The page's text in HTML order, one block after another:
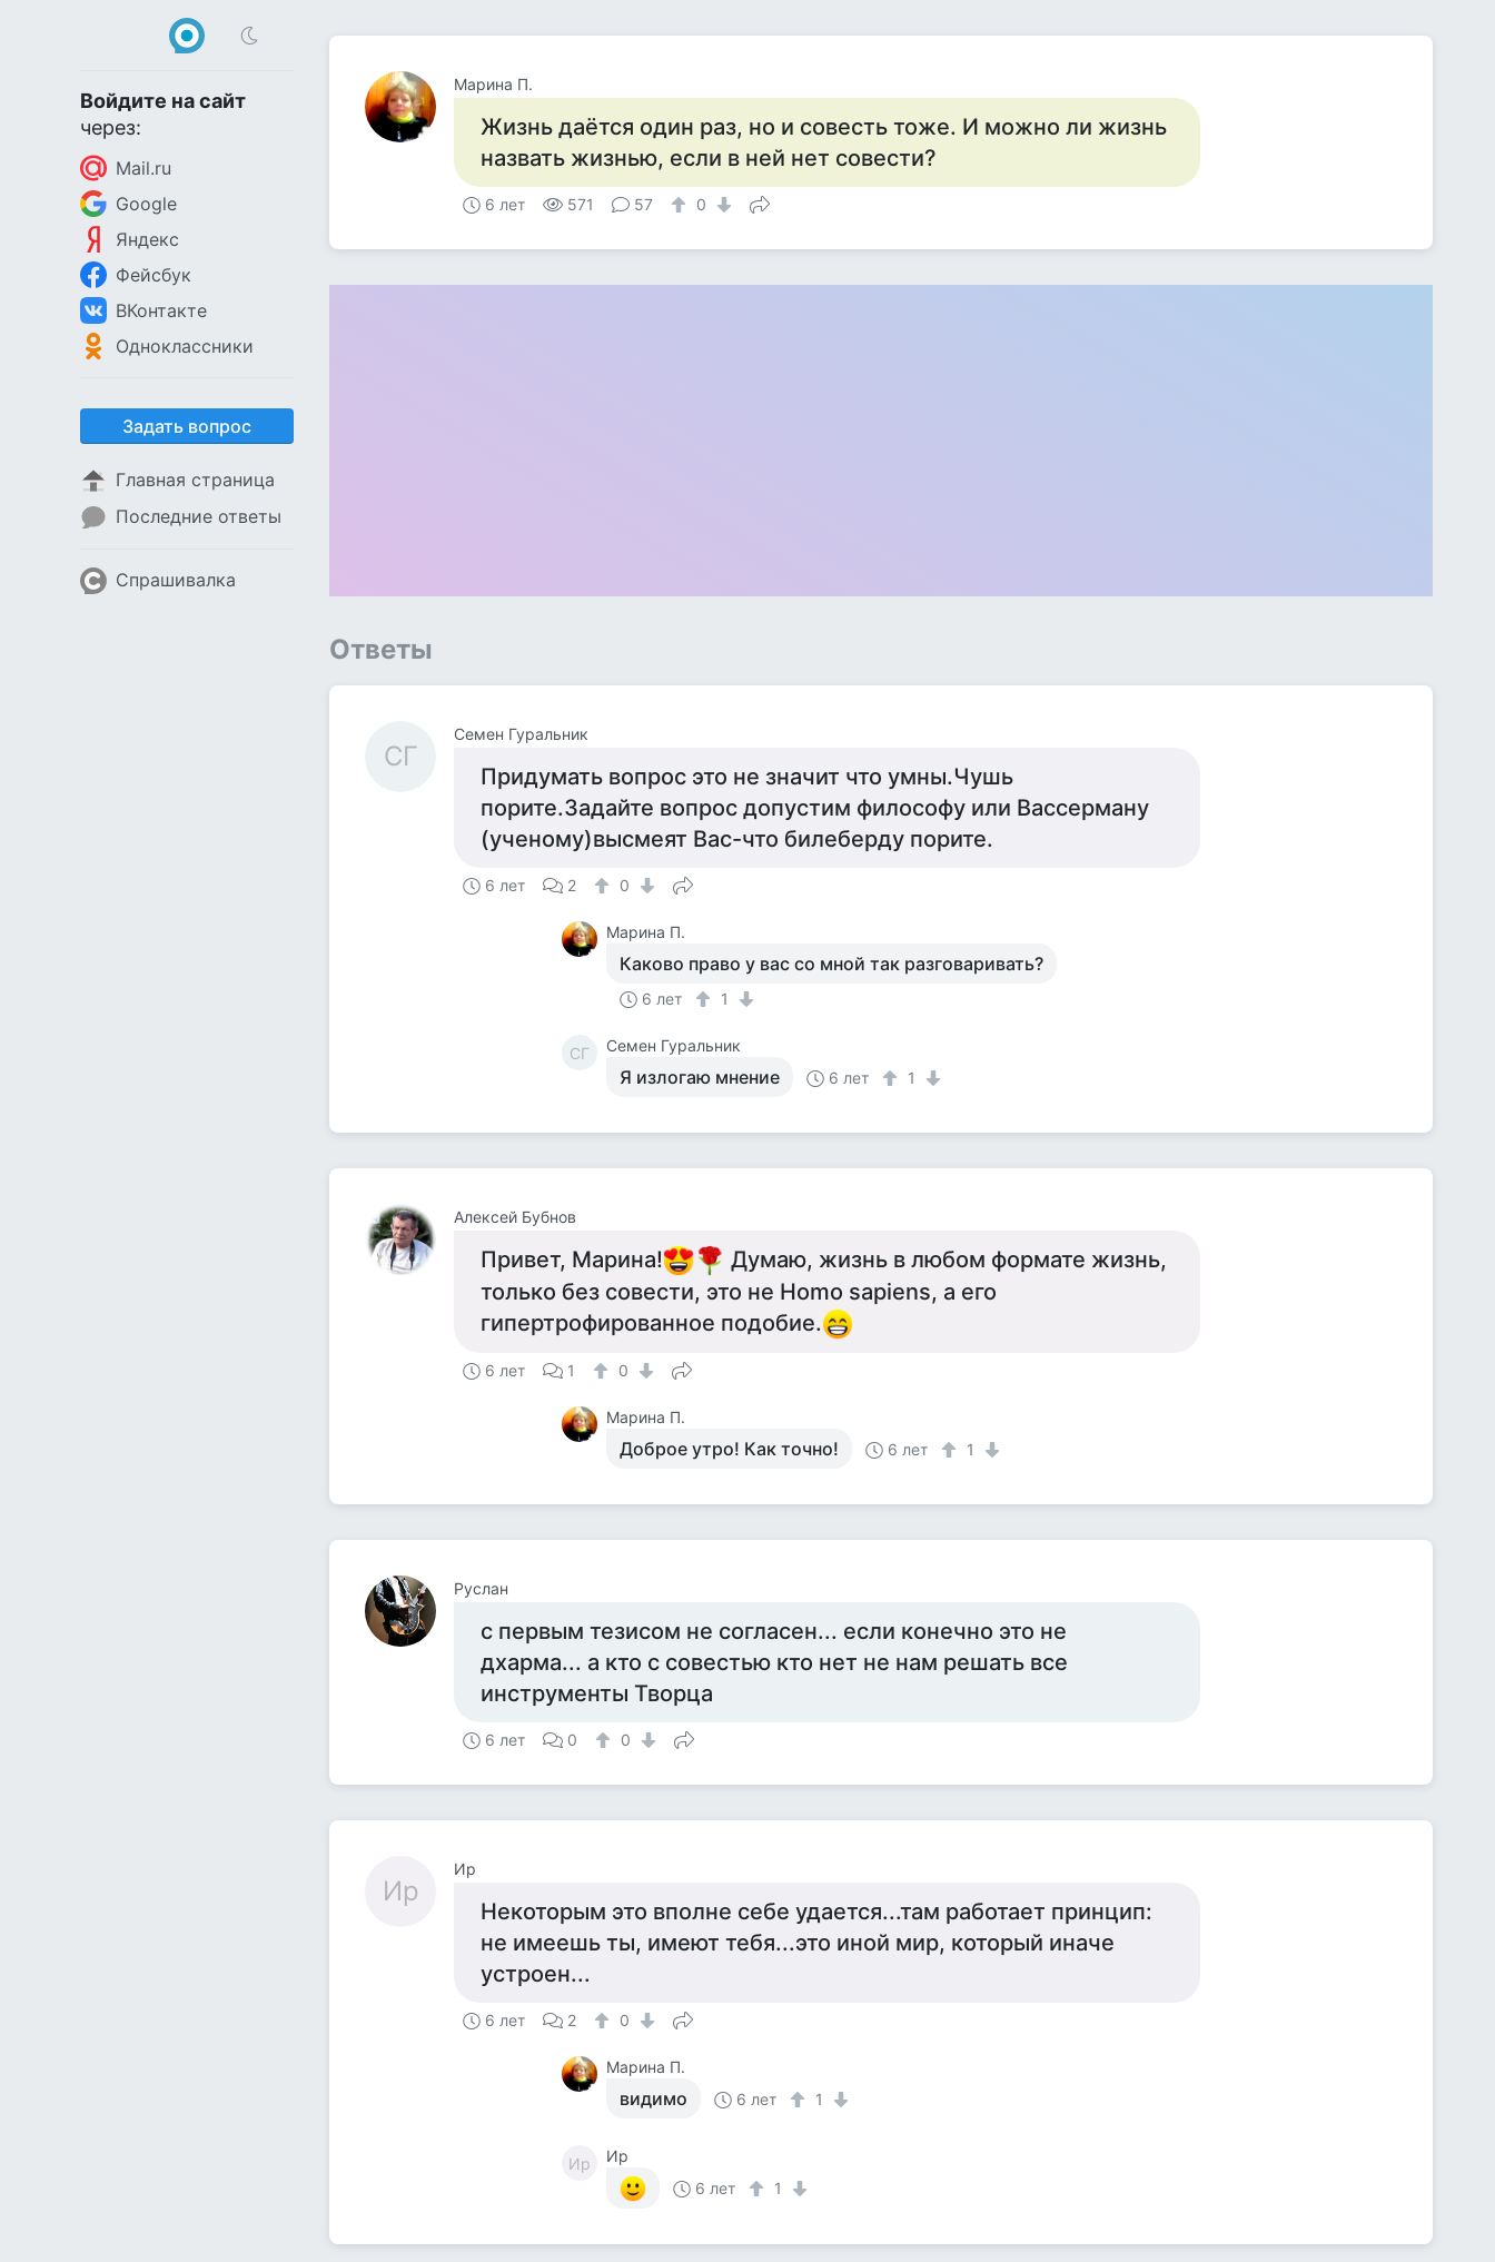
Войдите на сайт
через:
Mail.ru
Google
Яндекс
Фейсбук
ВКонтакте
Одноклассники
Задать вопрос
Главная страница
Последние ответы
Спрашивалка
Марина П.
Жизнь даётся один раз, но и совесть тоже. И можно ли жизнь
назвать жизнью, если в ней нет совести?
6 лет 571 57 0
Ответы
СГ
Семен Гуральник
Придумать вопрос это не значит что умны.Чушь
порите.Задайте вопрос допустим философу или Вассерману
(ученому)высмеят Вас-что билеберду порите.
6 лет 2 0
Марина П.
Каково право у вас со мной так разговаривать?
6 лет 1
СГ Семен Гуральник
Я излогаю мнение 6 лет 1
Алексей Бубнов
Привет, Марина!
Думаю, жизнь в любом формате жизнь,
только без совести, это не Homo sapiens, а его
гипертрофированное подобие.
6 лет 1 0
Марина П.
Доброе утро! Как точно! 6 лет 1
Руслан
с первым тезисом не согласен... если конечно это не
дхарма... а кто с совестью кто нет не нам решать все
инструменты Творца
6 лет 0 0
Ир
Ир
Некоторым это вполне себе удается...там работает принцип:
не имеешь ты, имеют тебя...это иной мир, который иначе
устроен...
6 лет 2 0
Марина П.
видимо 6 лет 1
Ир
Ир
6 лет
1